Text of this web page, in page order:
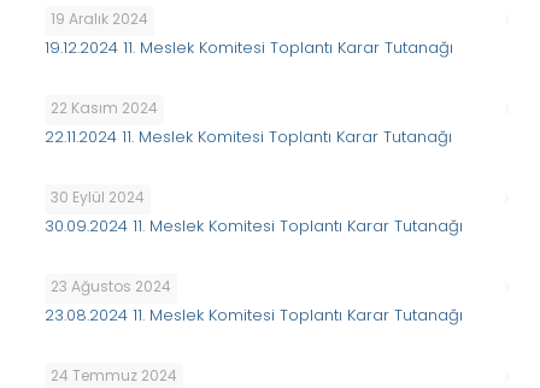
19 Aralık 2024
19.12.2024 11. Meslek Komitesi Toplantı Karar Tutanağı
22 Kasım 2024
22.11.2024 11. Meslek Komitesi Toplantı Karar Tutanağı
30 Eylül 2024
30.09.2024 11. Meslek Komitesi Toplantı Karar Tutanağı
23 Ağustos 2024
23.08.2024 11. Meslek Komitesi Toplantı Karar Tutanağı
24 Temmuz 2024